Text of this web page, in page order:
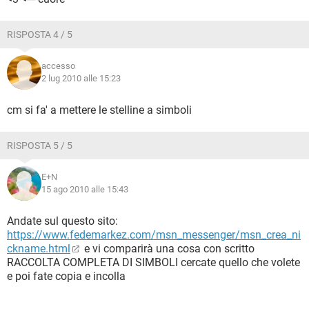
RISPOSTA 4 / 5
accesso
2 lug 2010 alle 15:23
cm si fa' a mettere le stelline a simboli
RISPOSTA 5 / 5
E+N
15 ago 2010 alle 15:43
Andate sul questo sito:
https://www.fedemarkez.com/msn_messenger/msn_crea_ni
ckname.html
e vi comparirà una cosa con scritto
RACCOLTA COMPLETA DI SIMBOLI cercate quello che volete
e poi fate copia e incolla